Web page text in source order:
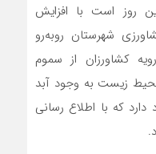
روز است با افزایش
شهرستان روبه‌رو
کشاورزان از سموم
زیست به وجود آبد
دارد که با اطلاع رسانی